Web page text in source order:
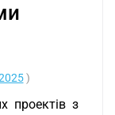
)
проектів з